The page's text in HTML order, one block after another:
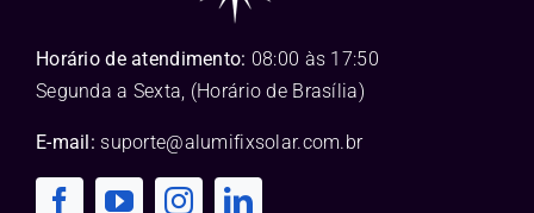
Horário de atendimento: 08:00 às 17:50
Segunda a Sexta, (Horário de Brasília)
E-mail: suporte@alumifixsolar.com.br